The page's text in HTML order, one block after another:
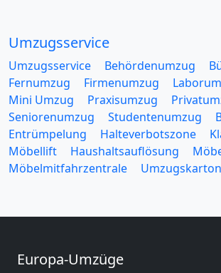
Umzugsservice
Umzugsservice Behördenumzug
Fernumzug
Firmenumzug
Mini Umzug
Praxisumzug
Seniorenumzug
Studentenumzug
Entrümpelung
Halteverbotszone
Möbellift
Haushaltsauflösung
Möbelmitfahrzentrale
Europa-Umzüge